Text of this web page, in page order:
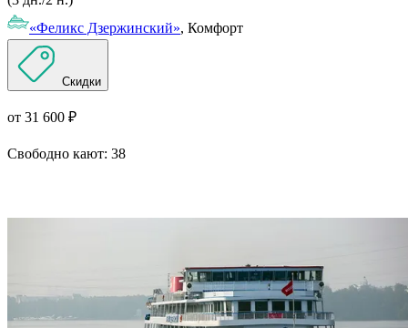
«Феликс Дзержинский», Комфорт
Скидки
от 31 600 ₽
Свободно кают: 38